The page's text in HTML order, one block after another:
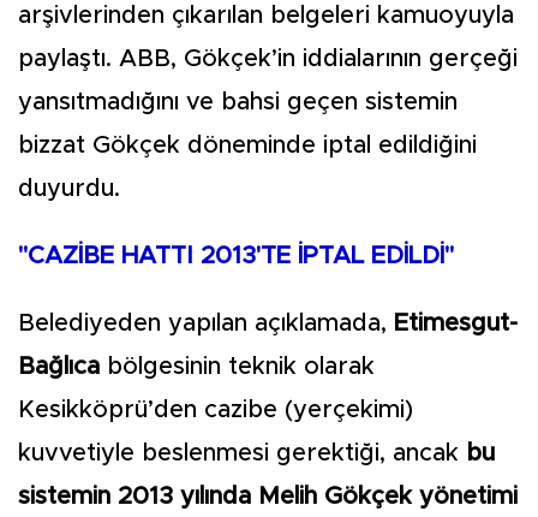
arşivlerinden çıkarılan belgeleri kamuoyuyla
paylaştı. ABB, Gökçek’in iddialarının gerçeği
yansıtmadığını ve bahsi geçen sistemin
bizzat Gökçek döneminde iptal edildiğini
duyurdu.
"CAZİBE HATTI 2013'TE İPTAL EDİLDİ"
Belediyeden yapılan açıklamada, Etimesgut-
Bağlıca bölgesinin teknik olarak
Kesikköprü’den cazibe (yerçekimi)
kuvvetiyle beslenmesi gerektiği, ancak bu
sistemin 2013 yılında Melih Gökçek yönetimi